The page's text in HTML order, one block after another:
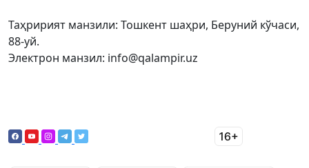
Таҳририят манзили: Тошкент шаҳри, Беруний кўчаси,
88-уй.
Электрон манзил: info@qalampir.uz